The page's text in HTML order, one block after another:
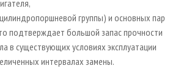
группы) и основных пар
подтверждает большой запас прочности
в существующих условиях эксплуатации
интервалах замены.